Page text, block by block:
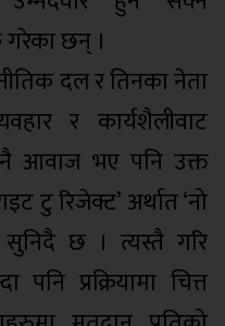
गरेका छन् ।
दल र तिनका नेता
र कार्यशैलीवाट
आवाज भए पनि उक्त
टु रिजेक्ट’ अर्थात ‘नो
छ । त्यस्तै गरि
पनि प्रक्रियामा चित्त